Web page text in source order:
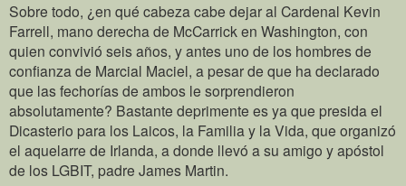
Sobre todo, ¿en qué cabeza cabe dejar al Cardenal Kevin
Farrell, mano derecha de McCarrick en Washington, con
quien convivió seis años, y antes uno de los hombres de
confianza de Marcial Maciel, a pesar de que ha declarado
que las fechorías de ambos le sorprendieron
absolutamente? Bastante deprimente es ya que presida el
Dicasterio para los Laicos, la Familia y la Vida, que organizó
el aquelarre de Irlanda, a donde llevó a su amigo y apóstol
de los LGBIT, padre James Martin.